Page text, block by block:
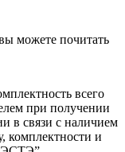
можете почитать
всего
при получении
в связи с наличием
комплектности и